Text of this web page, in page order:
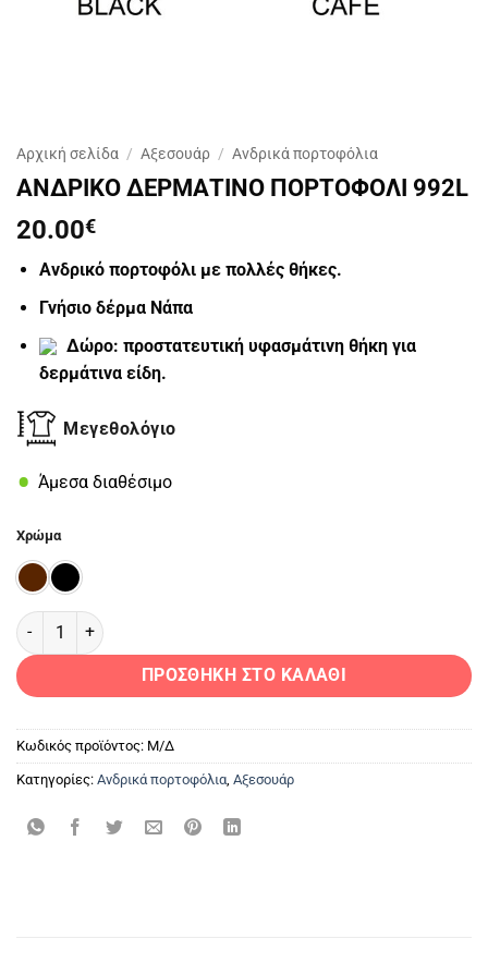
Αρχική σελίδα / Αξεσουάρ / Ανδρικά πορτοφόλια
ΑΝΔΡΙΚΟ ΔΕΡΜΑΤΙΝΟ ΠΟΡΤΟΦΟΛΙ 992L
20.00€
Ανδρικό πορτοφόλι με πολλές θήκες.
Γνήσιο δέρμα Νάπα
Δώρο: προστατευτική υφασμάτινη θήκη για
δερμάτινα είδη.
Μεγεθολόγιο
Άμεσα διαθέσιμο
Χρώμα
ΑΝΔΡΙΚΟ ΔΕΡΜΑΤΙΝΟ ΠΟΡΤΟΦΟΛΙ 992L ποσότητα
ΠΡΟΣΘΉΚΗ ΣΤΟ ΚΑΛΆΘΙ
Κωδικός προϊόντος: Μ/Δ
Κατηγορίες: Ανδρικά πορτοφόλια Αξεσουάρ